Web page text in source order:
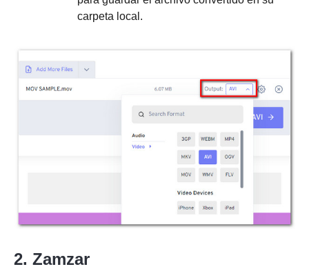
carpeta local.
2. Zamzar